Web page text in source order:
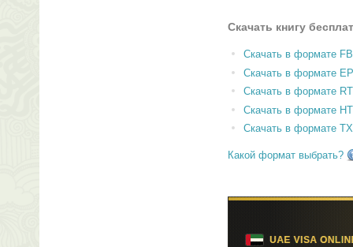
Скачать книгу
Скачать в формате
Скачать в формате
Скачать в формате
Скачать в формате
Скачать в формате
Какой формат выбрать?